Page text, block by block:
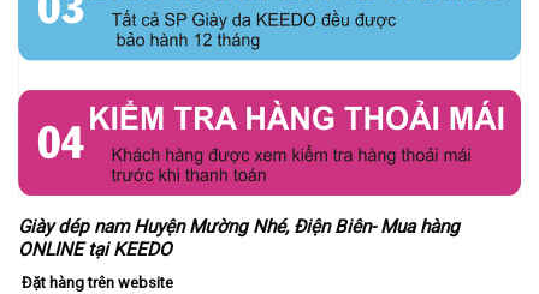
Giày dép nam Huyện Mường Nhé, Điện Biên- Mua hàng
ONLINE tại KEEDO
Đặt hàng trên website